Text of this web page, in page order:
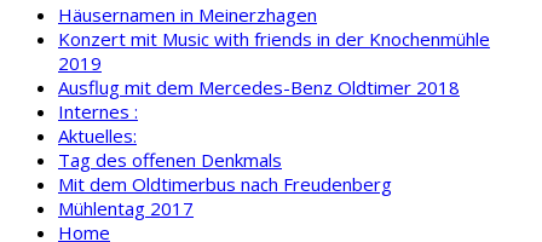
Häusernamen in Meinerzhagen
Konzert mit Music with friends in der Knochenmühle
2019
Ausflug mit dem Mercedes-Benz Oldtimer 2018
Internes :
Aktuelles:
Tag des offenen Denkmals
Mit dem Oldtimerbus nach Freudenberg
Mühlentag 2017
Home